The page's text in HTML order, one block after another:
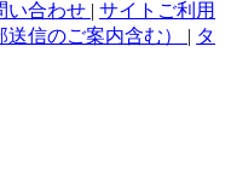
い合わせ | サイトご利用
信のご案内含む） | タ